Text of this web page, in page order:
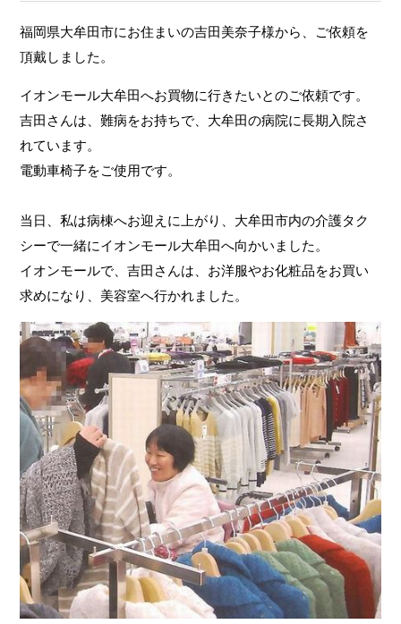
土 10:00~14:00
定休日 日、祝
福岡県大牟田市にお住まいの吉田美奈子様から、ご依頼を
頂戴しました。
イオンモール大牟田へお買物に行きたいとのご依頼です。
吉田さんは、難病をお持ちで、大牟田の病院に長期入院さ
れています。
電動車椅子をご使用です。
当日、私は病棟へお迎えに上がり、大牟田市内の介護タク
シーで一緒にイオンモール大牟田へ向かいました。
イオンモールで、吉田さんは、お洋服やお化粧品をお買い
求めになり、美容室へ行かれました。